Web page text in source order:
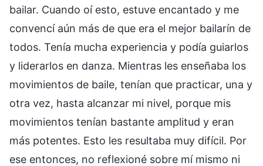
bailar. Cuando oí esto, estuve encantado y me
convencí aún más de que era el mejor bailarín de
todos. Tenía mucha experiencia y podía guiarlos
y liderarlos en danza. Mientras les enseñaba los
movimientos de baile, tenían que practicar, una y
otra vez, hasta alcanzar mi nivel, porque mis
movimientos tenían bastante amplitud y eran
más potentes. Esto les resultaba muy difícil. Por
ese entonces, no reflexioné sobre mí mismo ni